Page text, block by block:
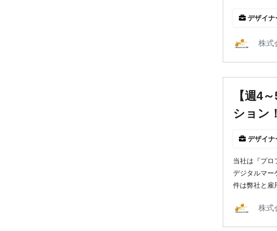
デザイナ
株式
【週4
ション！
デザイナ
当社は『プロ
デジタルマー
件は弊社と雇
株式